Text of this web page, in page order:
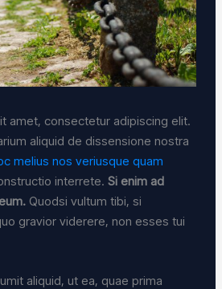
amet, consectetur adipiscing elit.
aliquid de dissensione nostra
melius nos veriusque quam
interrete.Si enim ad
Quodsi vultum tibi, si
gravior viderere, non esses tui
aliquid, ut ea, quae prima